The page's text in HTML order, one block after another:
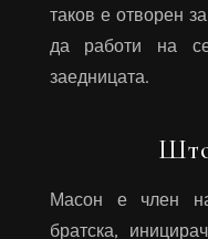
таков е отворен
да работи на
заедницата.
Масон е член
братска,